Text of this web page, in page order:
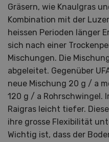
Gräsern, wie Knaulgras
Kombination mit der
heissen Perioden länger
sich nach einer
Mischungen. Die
abgeleitet. Gegenüber
neue Mischung 20 g / a
120 g / a Rohrschwingel.
Raigras leicht tiefer.
ihre grosse Flexibilität
Wichtig ist, dass der